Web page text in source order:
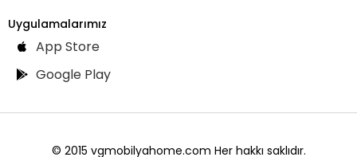
Uygulamalarımız
App Store
Google Play
© 2015 vgmobilyahome.com Her hakkı saklıdır.